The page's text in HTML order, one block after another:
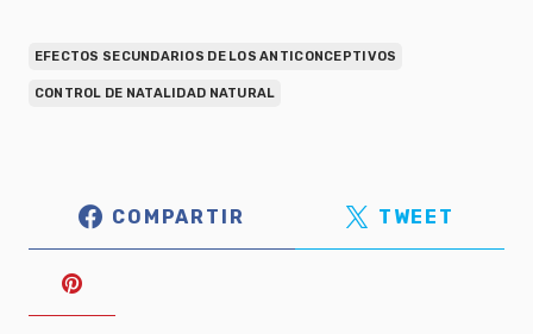
EFECTOS SECUNDARIOS DE LOS ANTICONCEPTIVOS
CONTROL DE NATALIDAD NATURAL
COMPARTIR TWEET